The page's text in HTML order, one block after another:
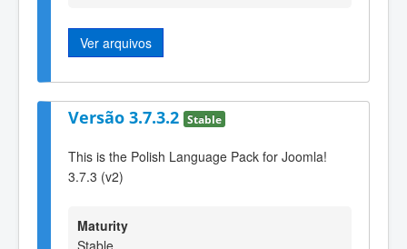
Ver arquivos
Versão 3.7.3.2 Stable
This is the Polish Language Pack for Joomla!
3.7.3 (v2)
Maturity